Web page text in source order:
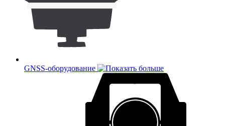
GNSS-оборудование